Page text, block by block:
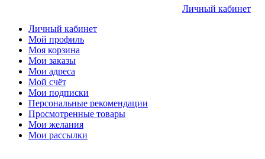
Личный кабинет
Личный кабинет
Мой профиль
Моя корзина
Мои заказы
Мои адреса
Мой счёт
Мои подписки
Персональные рекомендации
Просмотренные товары
Мои желания
Мои рассылки